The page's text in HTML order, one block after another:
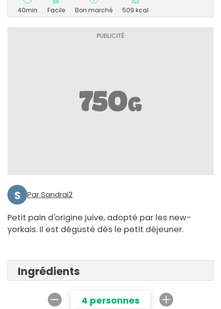
40min Facile Bon marché 509 kcal
S Par Sandrai2
Petit pain d'origine juive, adopté par les new-
yorkais. Il est dégusté dès le petit déjeuner.
Ingrédients
4 personnes